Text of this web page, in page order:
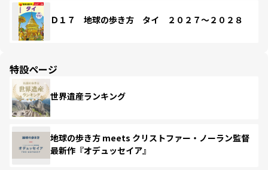
Ｄ１７ 地球の歩き方 タイ ２０２７～２０２８
特設ページ
世界遺産ランキング
地球の歩き方 meets クリストファー・ノーラン監督
最新作『オデュッセイア』